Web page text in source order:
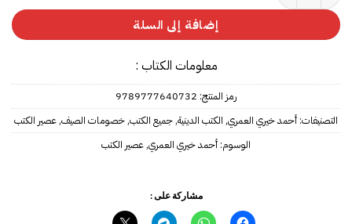
إضافة إلى السلة
معلومات الكتاب :
رمز المنتج: 9789777640732
التصنيفات: أحمد خيري العمري, الكتب الدينية,جميع الكتب,خصومات الصيف,عصير الكتب
الوسوم: أحمد خيري العمري,عصير الكتب
مشاركة على :